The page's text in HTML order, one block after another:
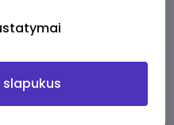
slapukus